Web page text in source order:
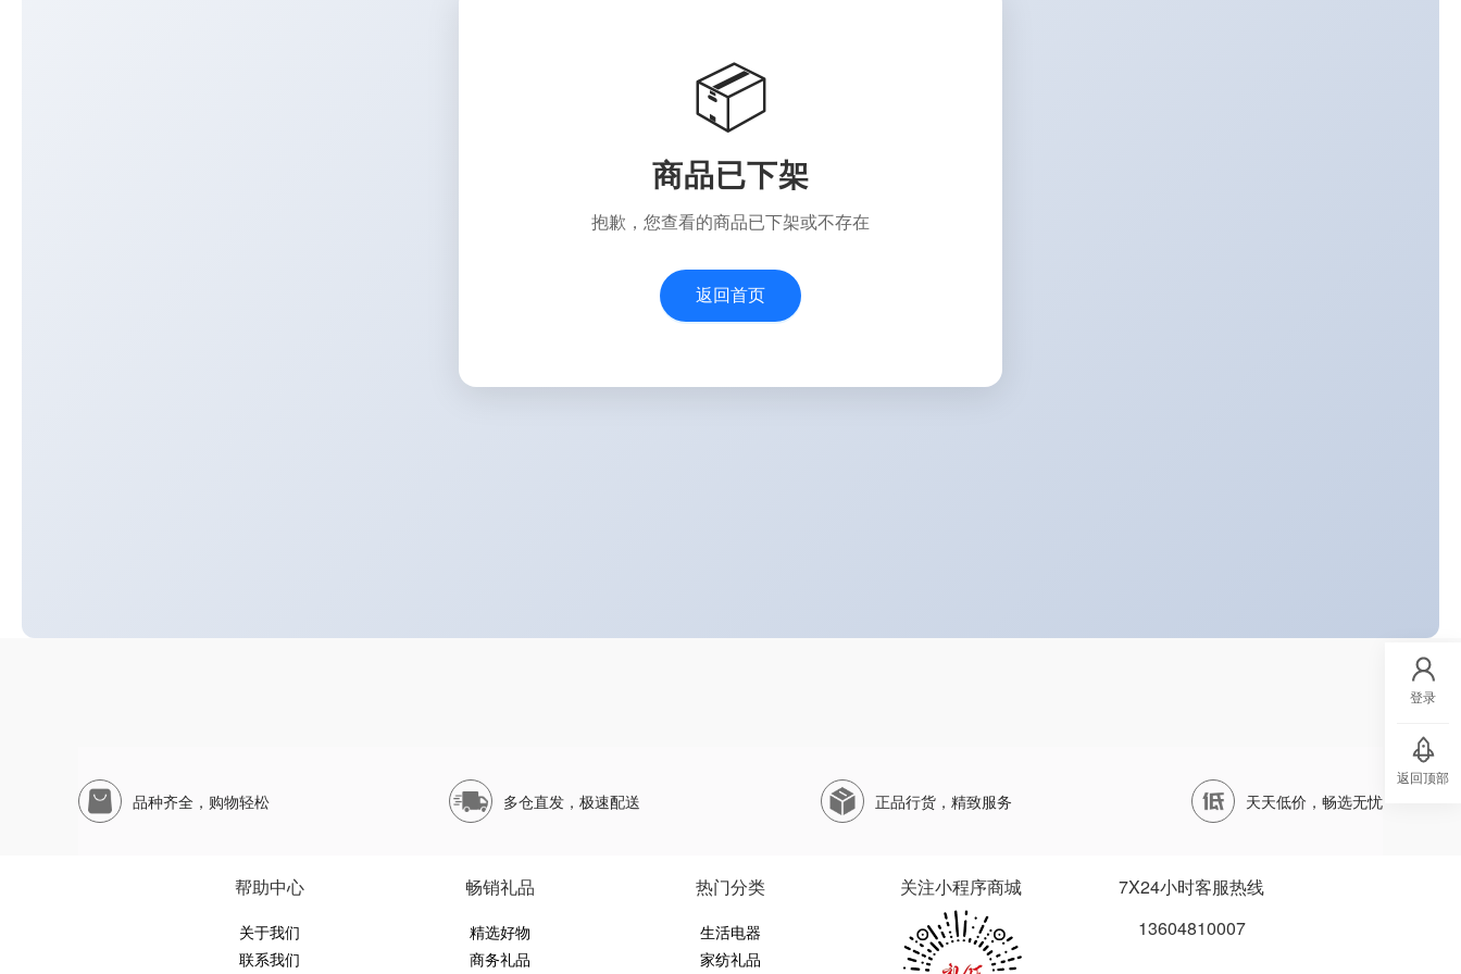
📦
商品已下架
抱歉，您查看的商品已下架或不存在
返回首页
品种齐全，购物轻松 多仓直发，极速配送 正品行货，精致服务 天天低价，畅选无忧
帮助中心
关于我们
联系我们
畅销礼品
精选好物
商务礼品
热门分类
生活电器
家纺礼品
关注小程序商城
7X24小时客服热线
13604810007
登录
返回顶部